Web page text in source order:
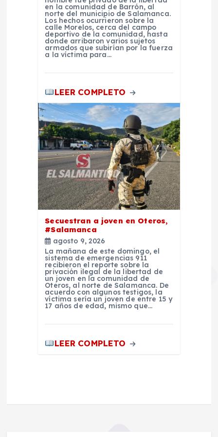
en la comunidad de Barrón, al
norte del municipio de Salamanca.
Los hechos ocurrieron sobre la
calle Morelos, cerca del campo
deportivo de la comunidad, hasta
donde arribaron varios sujetos
armados que subirían por la fuerza
a la víctima para…
LEER COMPLETO
Secuestran a joven en Oteros,
#Salamanca
agosto 9, 2026
La mañana de este domingo, el
sistema de emergencias 911
recibieron el reporte sobre la
privación ilegal de la libertad de
un joven en la comunidad de
Oteros, al norte de Salamanca. De
acuerdo con algunos testigos, la
víctima sería un joven de entre 15 y
17 años de edad, mismo que…
LEER COMPLETO